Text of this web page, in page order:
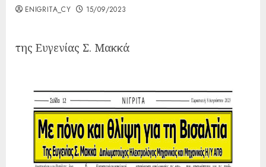
ENIGRITA_CY 15/09/2023
της Ευγενίας Σ. Μακκά